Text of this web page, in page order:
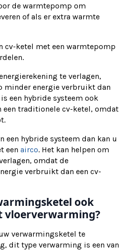
de warmtepomp om
of als er extra warmte
cv-ketel met een warmtepomp
te verlagen,
minder energie verbruikt dan
een hybride systeem ook
traditionele cv-ketel, omdat
een hybride systeem dan kan u
een airco. Het kan helpen om
omdat de
verbruikt dan een cv-
ook
vloerverwarming?
verwarmingsketel te
dit type verwarming is een van